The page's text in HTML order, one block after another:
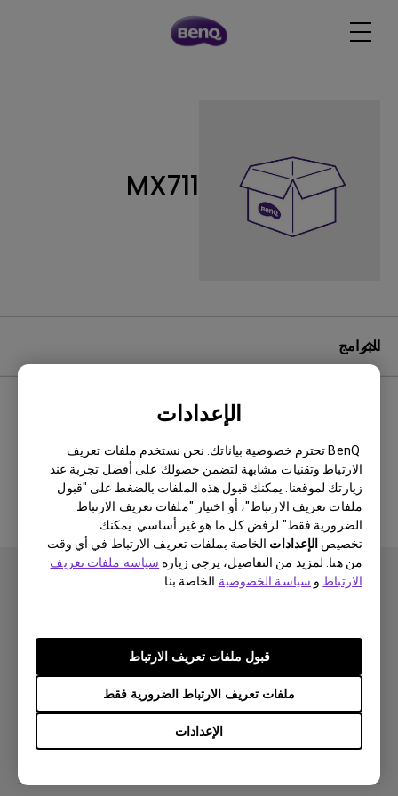
الإعدادات
BenQ تحترم خصوصية بياناتك. نحن نستخدم ملفات تعريف
الارتباط وتقنيات مشابهة لتضمن حصولك على أفضل تجربة عند
زيارتك لموقعنا. يمكنك قبول هذه الملفات بالضغط على "قبول
ملفات تعريف الارتباط"، أو اختيار "ملفات تعريف الارتباط
الضرورية فقط" لرفض كل ما هو غير أساسي. يمكنك
تخصيص الإعدادات الخاصة بملفات تعريف الارتباط في أي وقت
من هنا. لمزيد من التفاصيل، يرجى زيارة سياسة ملفات تعريف
الارتباط و سياسة الخصوصية الخاصة بنا.
الإعدادات
ملفات تعريف الارتباط الضرورية فقط
قبول ملفات تعريف الارتباط
MX711
البرامج
لا يوجد برنامج أو برنامج تشغيل ذي
صلة
شاشة